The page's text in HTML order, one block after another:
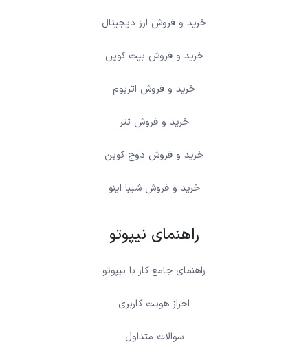
خرید و فروش ارز دیجیتال
خرید و فروش بیت کوین
خرید و فروش اتریوم
خرید و فروش تتر
خرید و فروش دوج کوین
خرید و فروش شیبا اینو
راهنمای نیپوتو
راهنمای جامع کار با نیپوتو
احراز هویت کاربری
سوالات متداول